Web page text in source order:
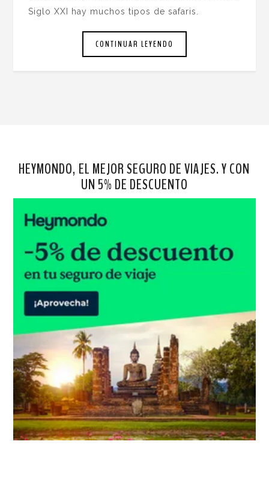
Siglo XXI hay muchos tipos de safaris.
CONTINUAR LEYENDO
HEYMONDO, EL MEJOR SEGURO DE VIAJES. Y CON
UN 5% DE DESCUENTO